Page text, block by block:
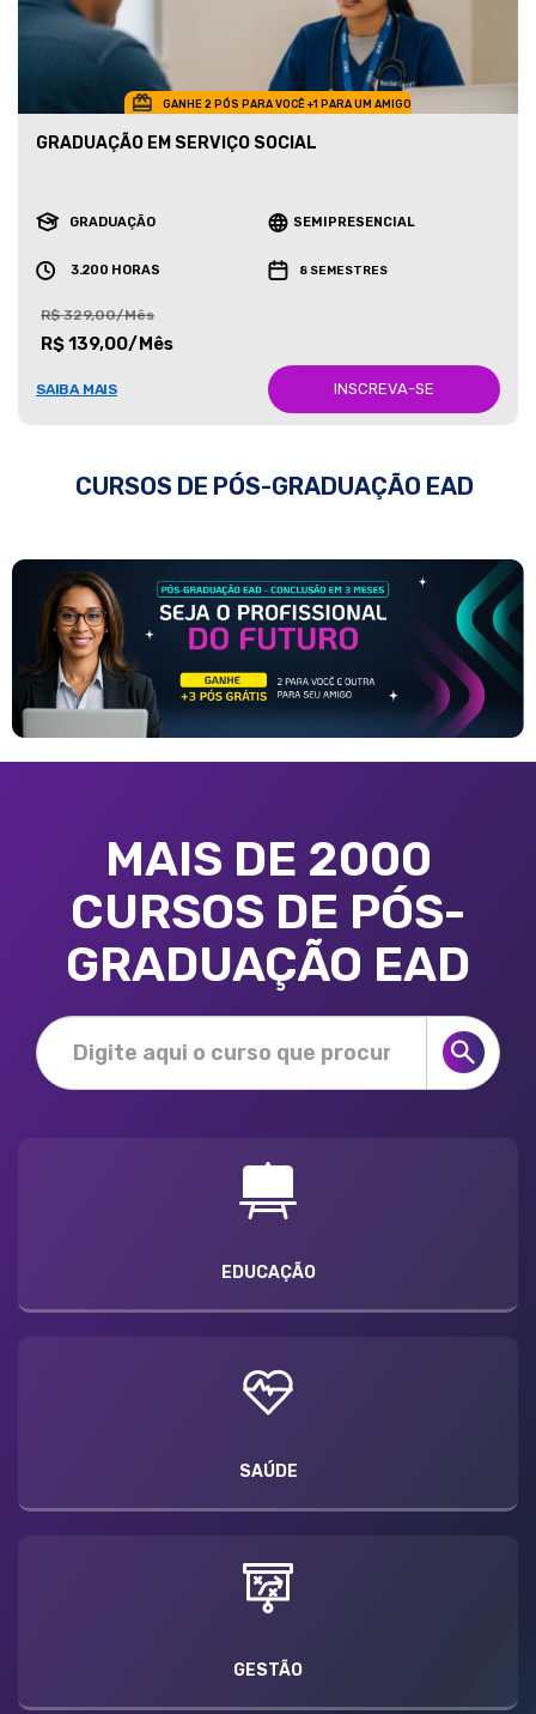
GANHE 2 PÓS PARA VOCÊ +1 PARA UM AMIGO
GRADUAÇÃO EM SERVIÇO SOCIAL
GRADUAÇÃO SEMIPRESENCIAL
3.200 HORAS 8 SEMESTRES
R$ 329,00/Mês
R$ 139,00/Mês
SAIBA MAIS INSCREVA-SE
CURSOS DE PÓS-GRADUAÇÃO EAD
MAIS DE 2000
CURSOS DE PÓS-
GRADUAÇÃO EAD
EDUCAÇÃO
SAÚDE
GESTÃO